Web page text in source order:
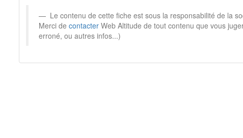
Le contenu de cette fiche est sous la responsabilité de la
Merci de contacter Web Altitude de tout contenu que vous
erroné, ou autres infos...)